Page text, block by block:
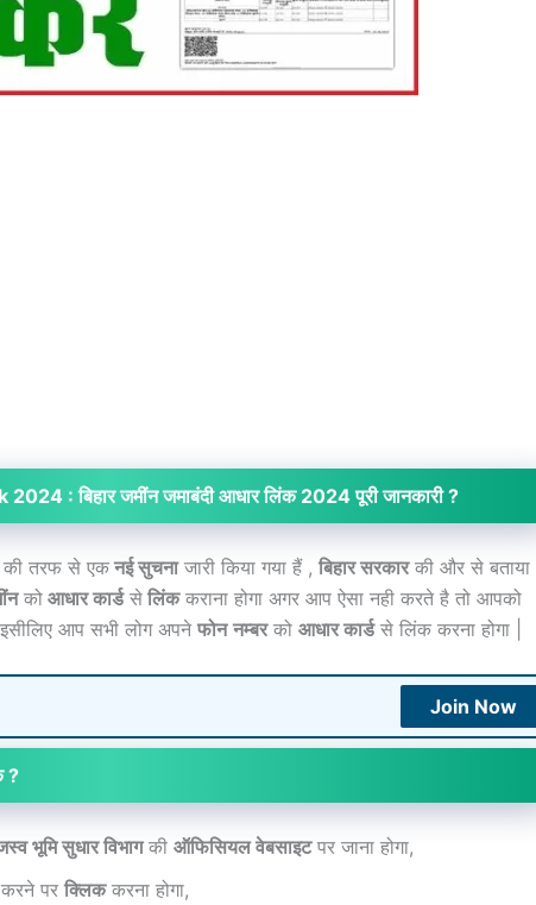
: बिहार जमींन जमाबंदी आधार लिंक 2024 पूरी जानकारी ?
तरफ से एकनई सुचनाजारी किया गया हैं , बिहार सरकारकी और से बताया
को आधार कार्डसे लिंककराना होगा अगर आप ऐसा नही करते है तो आपको
इसीलिए आप सभी लोग अपने फोन नम्बरको आधार कार्डसे लिंक करना होगा |
Join Now
?
भूमि सुधार विभागकी ऑफिसियल वेबसाइटपर जाना होगा,
पर क्लिककरना होगा,